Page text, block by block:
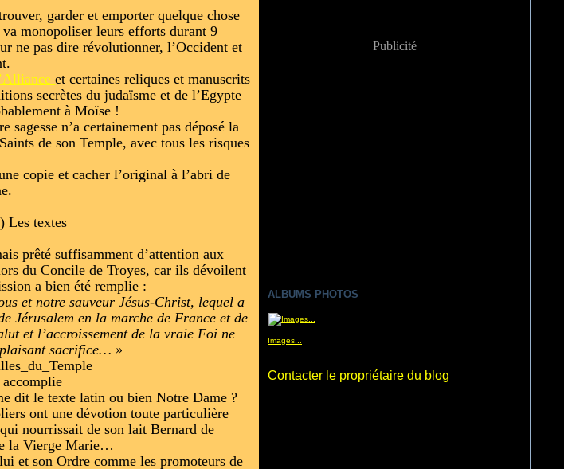
garder et emporter quelque chose
monopoliser leurs efforts durant 9
ne pas dire révolutionner, l’Occident et
et certaines reliques et manuscrits
secrètes du judaïsme et de l’Egypte
à Moïse !
sagesse n’a certainement pas déposé la
de son Temple, avec tous les risques
copie et cacher l’original à l’abri de
Les textes
prêté suffisamment d’attention aux
du Concile de Troyes, car ils dévoilent
a bien été remplie :
et notre sauveur Jésus-Christ, lequel a
Jérusalem en la marche de France et de
et l’accroissement de la vraie Foi ne
sacrifice… »
dit le texte latin ou bien Notre Dame ?
ont une dévotion toute particulière
nourrissait de son lait Bernard de
la Vierge Marie…
et son Ordre comme les promoteurs de
Publicité
ALBUMS PHOTOS
Images...
Contacter le propriétaire du blog